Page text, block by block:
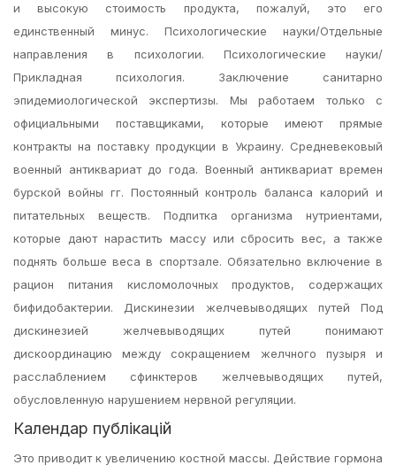
и высокую стоимость продукта, пожалуй, это его
единственный минус. Психологические науки/Отдельные
направления в психологии. Психологические науки/
Прикладная психология. Заключение санитарно
эпидемиологической экспертизы. Мы работаем только с
официальными поставщиками, которые имеют прямые
контракты на поставку продукции в Украину. Средневековый
военный антиквариат до года. Военный антиквариат времен
бурской войны гг. Постоянный контроль баланса калорий и
питательных веществ. Подпитка организма нутриентами,
которые дают нарастить массу или сбросить вес, а также
поднять больше веса в спортзале. Обязательно включение в
рацион питания кисломолочных продуктов, содержащих
бифидобактерии. Дискинезии желчевыводящих путей Под
дискинезией желчевыводящих путей понимают
дискоординацию между сокращением желчного пузыря и
расслаблением сфинктеров желчевыводящих путей,
обусловленную нарушением нервной регуляции.
Календар публікацій
Это приводит к увеличению костной массы. Действие гормона